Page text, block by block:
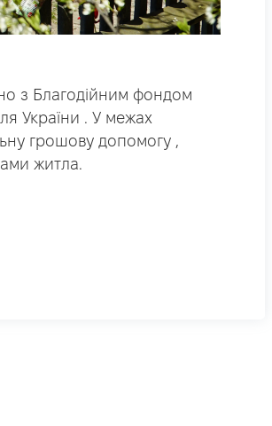
з Благодійним фондом
України . У межах
грошову допомогу ,
житла.